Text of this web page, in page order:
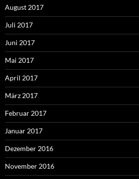
August 2017
Juli 2017
Juni 2017
Mai 2017
April 2017
März 2017
Februar 2017
Januar 2017
Dezember 2016
November 2016